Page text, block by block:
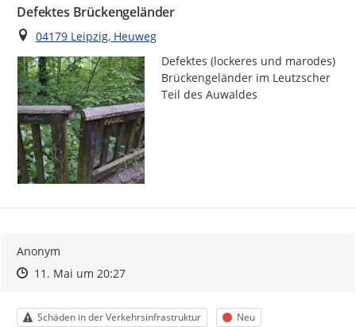
Defektes Brückengeländer
Ort
04179 Leipzig, Heuweg
Defektes (lockeres und marodes)
Brückengeländer im Leutzscher
Teil des Auwaldes
Anonym
Zeitpunkt des Erstellens
Zeitpunkt des Erstellens
11. Mai um 20:27Zur Äußerung
Kategorie
Schäden in der Verkehrsinfrastruktur Status
Neu